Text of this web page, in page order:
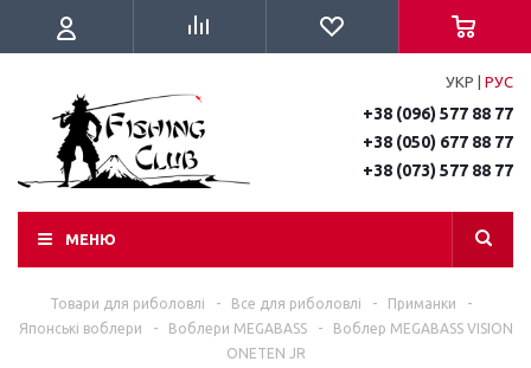
УКР РУС
+38 (096) 577 88 77
+38 (050) 677 88 77
+38 (073) 577 88 77
МЕНЮ
Товари для риболовлі - Все для риболовлі - Приманки
-
Японські воблери
- Воблери MEGABASS -
Воблер MEGABASS VISION
ONETEN JR